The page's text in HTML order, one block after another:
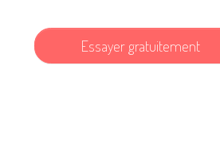
Essayer gratuitement